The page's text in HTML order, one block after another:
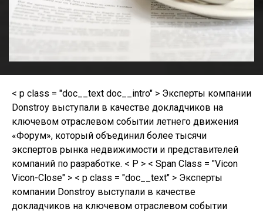
< p class = "doc__text doc__intro" > Эксперты компании
Donstroy выступали в качестве докладчиков на
ключевом отраслевом событии летнего движения
«Форум», который объединил более тысячи
экспертов рынка недвижимости и представителей
компаний по разработке. < P > < Span Class = "Vicon
Vicon-Close" > < p class = "doc__text" > Эксперты
компании Donstroy выступали в качестве
докладчиков на ключевом отраслевом событии